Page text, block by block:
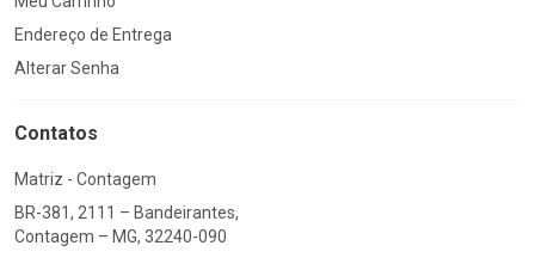
Endereço de Entrega
Alterar Senha
Contatos
Matriz - Contagem
BR-381, 2111 – Bandeirantes,
Contagem – MG, 32240-090